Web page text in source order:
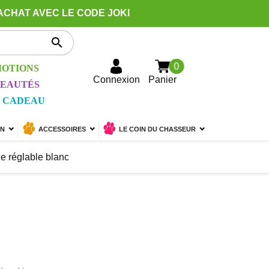
AVEC LE CODE JOKI

CADEAU
Connexion Panier
0
ACCESSOIRES LE COIN DU CHASSEUR
réglable blanc